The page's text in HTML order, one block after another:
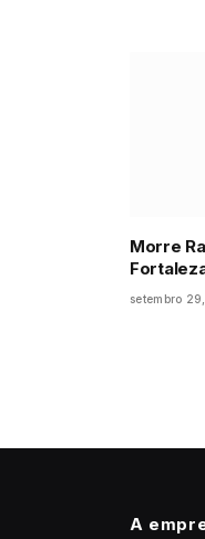
Morre
setembro
A